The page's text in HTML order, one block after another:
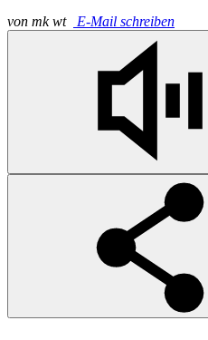
von mk wt E-Mail schreiben